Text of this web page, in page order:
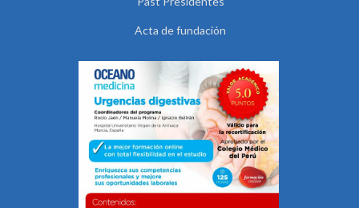
Acta de fundación